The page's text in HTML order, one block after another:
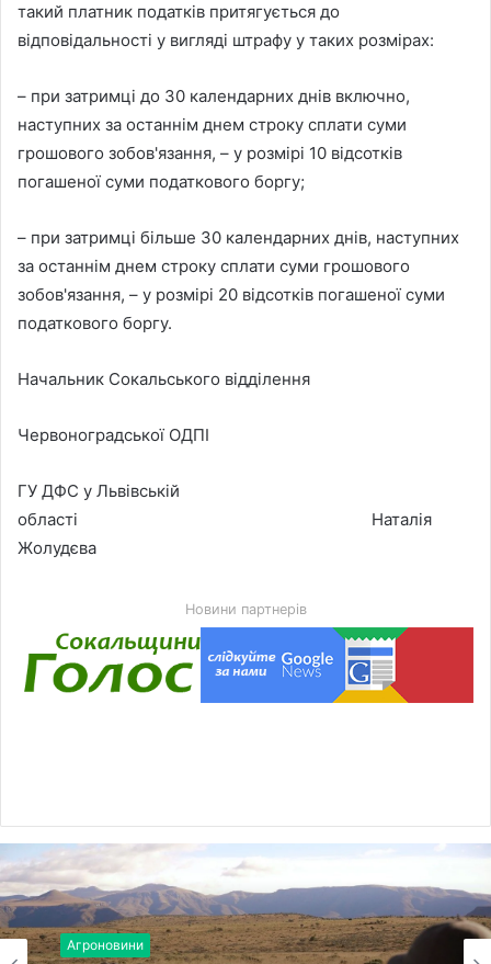
такий платник податків притягується до
відповідальності у вигляді штрафу у таких розмірах:
– при затримці до 30 календарних днів включно,
наступних за останнім днем строку сплати суми
грошового зобов'язання, – у розмірі 10 відсотків
погашеної суми податкового боргу;
– при затримці більше 30 календарних днів, наступних
за останнім днем строку сплати суми грошового
зобов'язання, – у розмірі 20 відсотків погашеної суми
податкового боргу.
Начальник Сокальського відділення
Червоноградської ОДПІ
ГУ ДФС у Львівській
області Наталія
Жолудєва
Новини партнерів
Агроновини